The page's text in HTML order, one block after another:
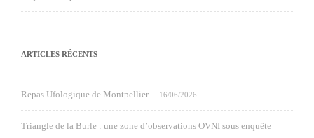
ARTICLES RÉCENTS
Repas Ufologique de Montpellier 16/06/2026
Triangle de la Burle : une zone d’observations OVNI sous enquête